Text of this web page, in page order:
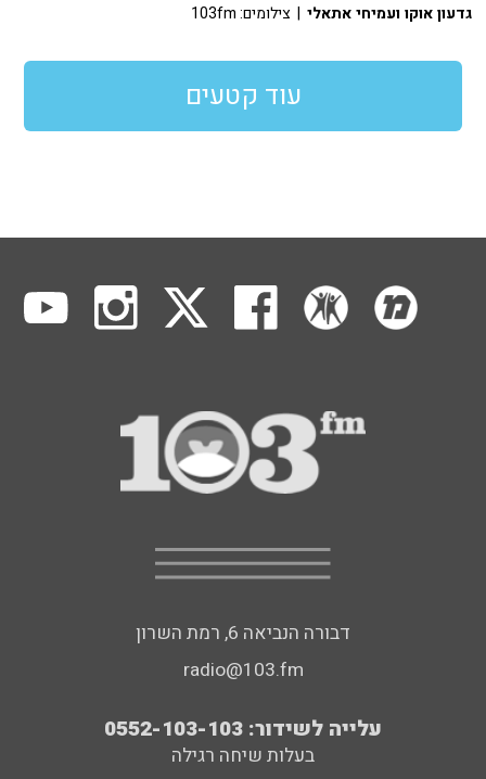
גדעון אוקו ועמיחי אתאלי | צילומים: 103fm
עוד קטעים
דבורה הנביאה 6, רמת השרון
radio@103.fm
עלייה לשידור: 0552-103-103
בעלות שיחה רגילה